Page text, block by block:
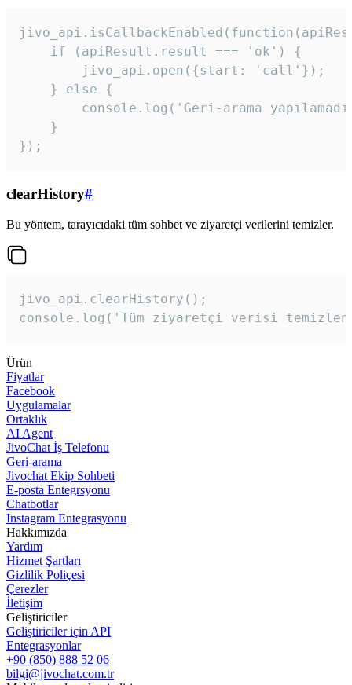
    if (apiResult.result === 'ok') {
        jivo_api.open({start: 'call'});
    } else {
console.log('Geri-arama
    }
});
clearHistory#
Bu yöntem, tarayıcıdaki tüm sohbet ve ziyaretçi verilerini temizler.
jivo_api.clearHistory();
console.log('Tüm ziyaretçi verisi
Ürün
Fiyatlar
Facebook
Uygulamalar
Ortaklık
AI Agent
JivoChat İş Telefonu
Geri-arama
Jivochat Ekip Sohbeti
E-posta Entegrsyonu
Chatbotlar
Instagram Entegrasyonu
Hakkımızda
Yardım
Hizmet Şartları
Gizlilik Poliçesi
Çerezler
İletişim
Geliştiriciler
Geliştiriciler için API
Entegrasyonlar
+90 (850) 888 52 06
bilgi@jivochat.com.tr